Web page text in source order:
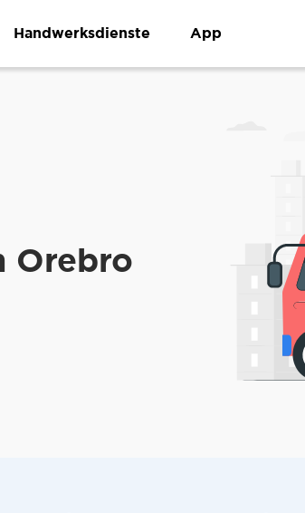
Handwerksdienste App
Orebro